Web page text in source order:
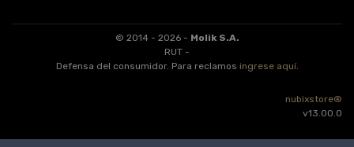
© 2014 - 2026 - Molik S.A.
RUT -
Defensa del consumidor. Para reclamos ingrese aquí.
nubixstore®
v13.00.0